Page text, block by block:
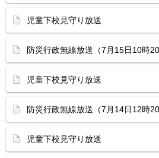
児童下校見守り放送
防災行政無線放送（7月15日10時20
児童下校見守り放送
防災行政無線放送（7月14日12時20
児童下校見守り放送